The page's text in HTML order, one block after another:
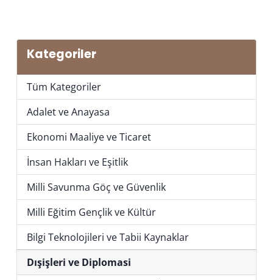
Kategoriler
Tüm Kategoriler
Adalet ve Anayasa
Ekonomi Maaliye ve Ticaret
İnsan Hakları ve Eşitlik
Milli Savunma Göç ve Güvenlik
Milli Eğitim Gençlik ve Kültür
Bilgi Teknolojileri ve Tabii Kaynaklar
Dışişleri ve Diplomasi